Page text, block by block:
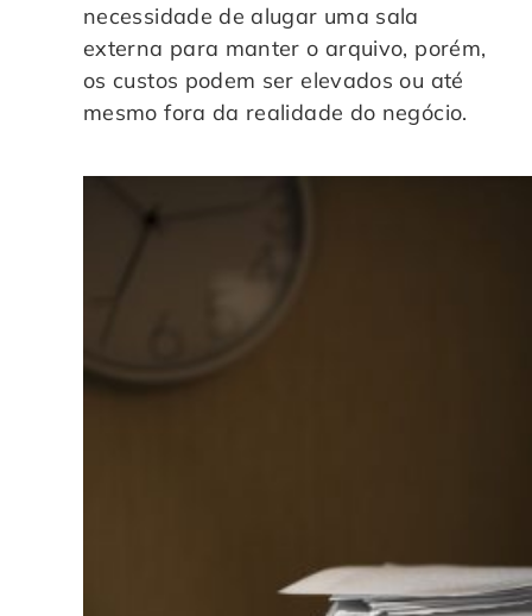
necessidade de alugar uma sala
externa para manter o arquivo, porém,
os custos podem ser elevados ou até
mesmo fora da realidade do negócio.